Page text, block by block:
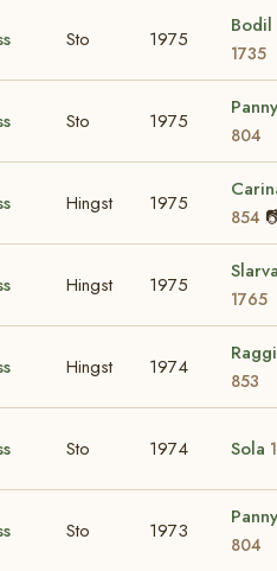
Sto 1975
Bodil
1735
Sto 1975
Panny
804
Hingst 1975
854
Hingst 1975
1765
Hingst 1974
853
Sto 1974 Sola
Sto 1973
Panny
804